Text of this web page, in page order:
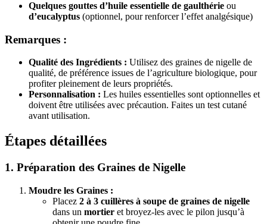
Quelques gouttes d’huile essentielle de gaulthérie ou
d’eucalyptus (optionnel, pour renforcer l’effet analgésique)
Remarques :
Qualité des Ingrédients : Utilisez des graines de nigelle de
qualité, de préférence issues de l’agriculture biologique, pour
profiter pleinement de leurs propriétés.
Personnalisation : Les huiles essentielles sont optionnelles et
doivent être utilisées avec précaution. Faites un test cutané
avant utilisation.
Étapes détaillées
1. Préparation des Graines de Nigelle
Moudre les Graines :
Placez 2 à 3 cuillères à soupe de graines de nigelle
dans un mortier et broyez-les avec le pilon jusqu’à